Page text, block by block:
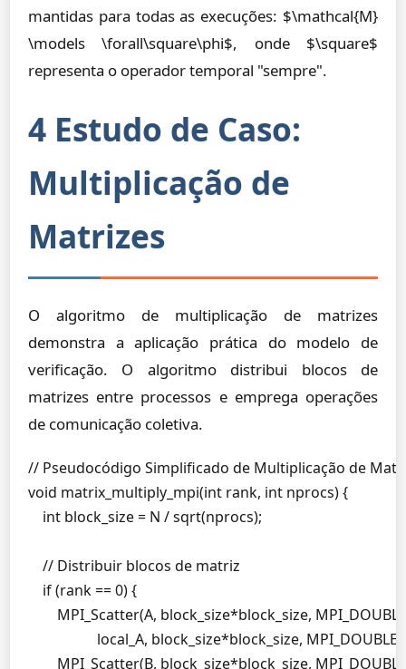
mantidas para todas as execuções: $\mathcal{M}
\models \forall\square\phi$, onde $\square$
representa o operador temporal "sempre".
4 Estudo de Caso:
Multiplicação de
Matrizes
O algoritmo de multiplicação de matrizes
demonstra a aplicação prática do modelo de
verificação. O algoritmo distribui blocos de
matrizes entre processos e emprega operações
de comunicação coletiva.
// Pseudocódigo Simplificado de Multiplicação de
void matrix_multiply_mpi(int rank, int nprocs) {
    int block_size = N / sqrt(nprocs);
    // Distribuir blocos de matriz
    if (rank == 0) {
MPI_Scatter(A, block_size*block_size,
local_A, block_size*block_size,
MPI_Scatter(B, block_size*block_size,